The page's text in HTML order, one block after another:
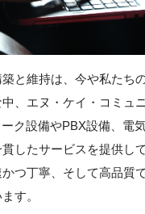
と維持は、今や私たち
、エヌ・ケイ・コミュ
ク設備やPBX設備、電
したサービスを提供し
つ丁寧、そして高品質
す。